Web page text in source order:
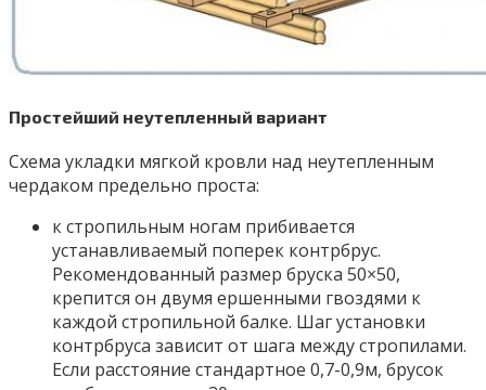
Простейший неутепленный вариант
Схема укладки мягкой кровли над неутепленным
чердаком предельно проста:
к стропильным ногам прибивается
устанавливаемый поперек контрбрус.
Рекомендованный размер бруска 50×50,
крепится он двумя ершенными гвоздями к
каждой стропильной балке. Шаг установки
контрбруса зависит от шага между стропилами.
Если расстояние стандартное 0,7-0,9м, брусок